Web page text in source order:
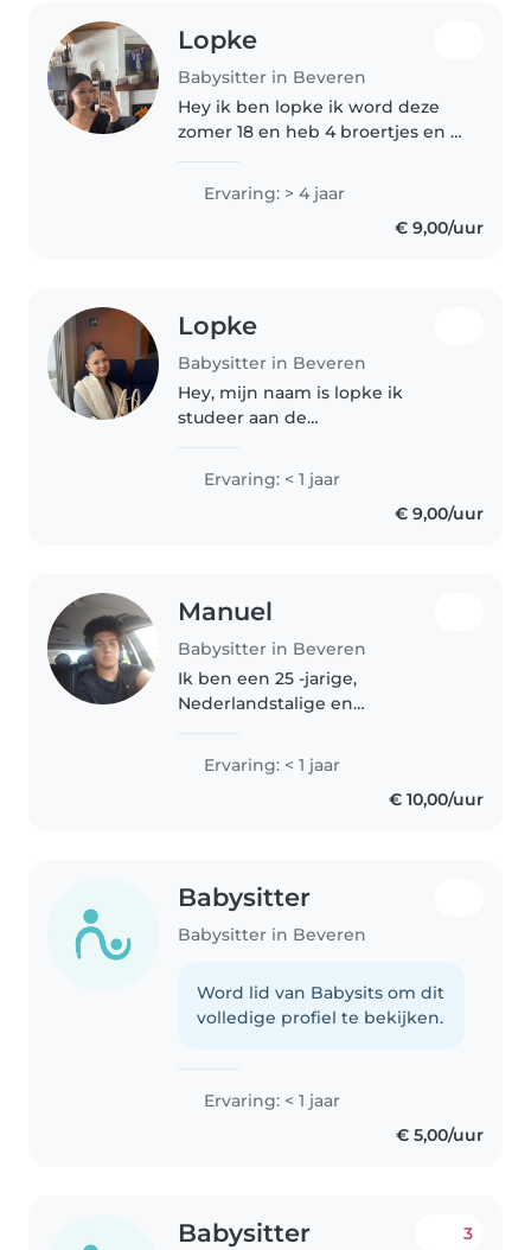
Lopke
Babysitter in Beveren
Hey ik ben lopke ik word deze
zomer 18 en heb 4 broertjes en 1
hun opgepast nu soms nog:) ik
ben een heel enthousiaste
creatieve persoon die van alles..
Ervaring: > 4 jaar
€ 9,00/uur
Lopke
Babysitter in Beveren
Hey, mijn naam is lopke ik
studeer aan de
zorgt dat ik veel vrije tijd heb. Ik
heb thuis zelf 4 broers en 1 zus
waardoor ik weet hoe ik goed
Ervaring: < 1 jaar
€ 9,00/uur
Manuel
Babysitter in Beveren
Ik ben een 25 -jarige,
Nederlandstalige en
met een rustige, grappige en
zorgzame persoonlijkheid.
Hoewel ik geen eerste hulp
Ervaring: < 1 jaar
€ 10,00/uur
Babysitter
Babysitter in Beveren
Word lid van Babysits om dit
volledige profiel te bekijken.
Ervaring: < 1 jaar
€ 5,00/uur
Babysitter 3